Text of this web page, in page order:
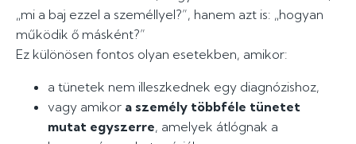
„mi a baj ezzel a személlyel?”, hanem azt is: „hogyan
működik ő másként?”
Ez különösen fontos olyan esetekben, amikor:
a tünetek nem illeszkednek egy diagnózishoz,
vagy amikor a személy többféle tünetet
mutat egyszerre, amelyek átlógnak a